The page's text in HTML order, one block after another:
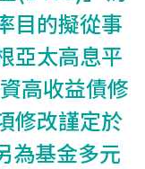
目的擬從事
亞太高息平
高收益債修
修改謹定於
為基金多元